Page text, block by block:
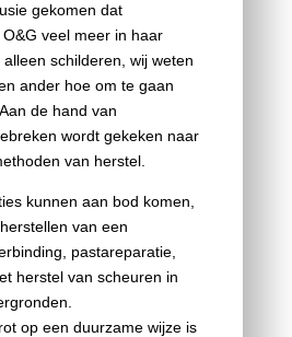
gekomen dat
veel meer in haar
schilderen, wij weten
ander hoe om te gaan
de hand van
wordt gekeken naar
van herstel.
kunnen aan bod komen,
van een
pastareparatie,
herstel van scheuren in
op een duurzame wijze is